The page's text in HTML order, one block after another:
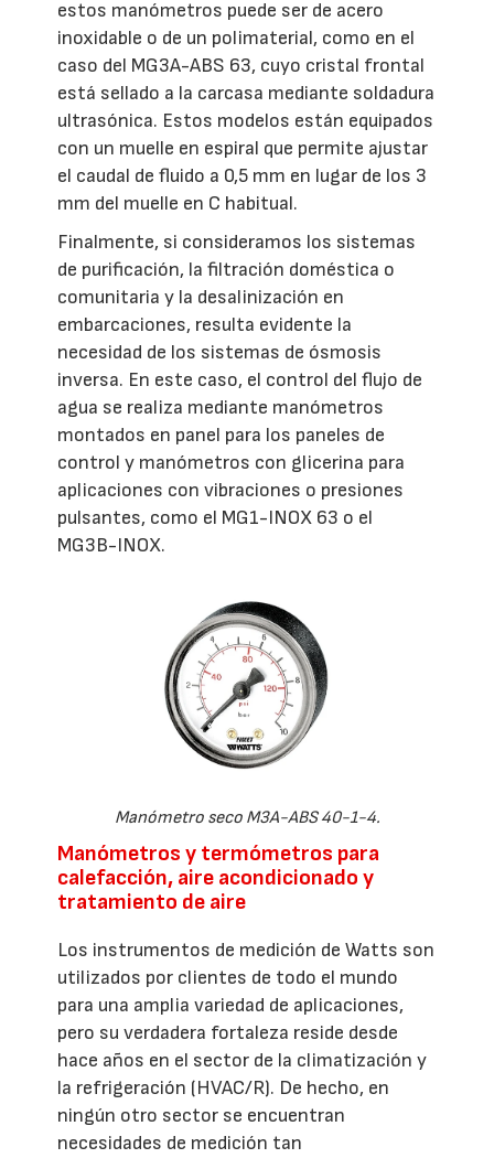
estos manómetros puede ser de acero
inoxidable o de un polimaterial, como en el
caso del MG3A-ABS 63, cuyo cristal frontal
está sellado a la carcasa mediante soldadura
ultrasónica. Estos modelos están equipados
con un muelle en espiral que permite ajustar
el caudal de fluido a 0,5 mm en lugar de los 3
mm del muelle en C habitual.
Finalmente, si consideramos los sistemas
de purificación, la filtración doméstica o
comunitaria y la desalinización en
embarcaciones, resulta evidente la
necesidad de los sistemas de ósmosis
inversa. En este caso, el control del flujo de
agua se realiza mediante manómetros
montados en panel para los paneles de
control y manómetros con glicerina para
aplicaciones con vibraciones o presiones
pulsantes, como el MG1-INOX 63 o el
MG3B-INOX.
Manómetro seco M3A-ABS 40-1-4.
Manómetros y termómetros para
calefacción, aire acondicionado y
tratamiento de aire
Los instrumentos de medición de Watts son
utilizados por clientes de todo el mundo
para una amplia variedad de aplicaciones,
pero su verdadera fortaleza reside desde
hace años en el sector de la climatización y
la refrigeración (HVAC/R). De hecho, en
ningún otro sector se encuentran
necesidades de medición tan